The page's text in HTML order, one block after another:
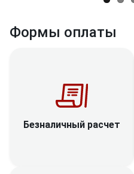
Формы оплаты
Безналичный расчет